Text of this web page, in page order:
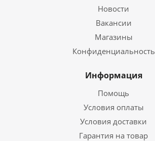
Новости
Вакансии
Магазины
Конфиденциальность
Информация
Помощь
Условия оплаты
Условия доставки
Гарантия на товар